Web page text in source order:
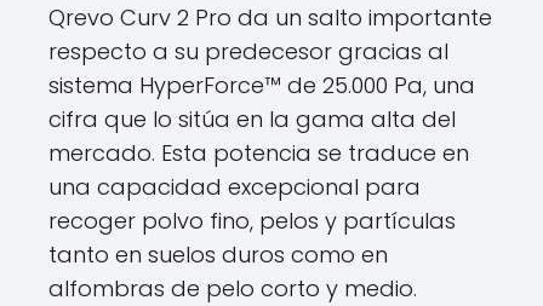
Qrevo Curv 2 Pro da un salto importante
respecto a su predecesor gracias al
sistema HyperForce™ de 25.000 Pa, una
cifra que lo sitúa en la gama alta del
mercado. Esta potencia se traduce en
una capacidad excepcional para
recoger polvo fino, pelos y partículas
tanto en suelos duros como en
alfombras de pelo corto y medio.